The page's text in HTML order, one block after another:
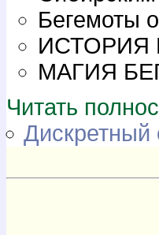
Бегемоты
ИСТОРИЯ
МАГИЯ
Читать
Дискретный